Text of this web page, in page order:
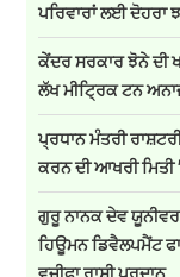
ਪਰਿਵਾਰਾਂ ਲਈ ਦੋਹਰਾ
ਕੇਂਦਰ ਸਰਕਾਰ ਝੋਨੇ ਦੀ
ਲੱਖ ਮੀਟ੍ਰਿਕ ਟਨ
ਪ੍ਰਧਾਨ ਮੰਤਰੀ
ਕਰਨ ਦੀ ਆਖਰੀ
ਗੁਰੂ ਨਾਨਕ ਦੇਵ
ਹਿਊਮਨ ਡਿਵੈਲਪਮੈਂਟ